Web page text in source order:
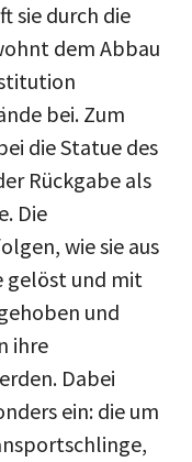
sie durch die
dem Abbau
bei. Zum
die Statue des
Rückgabe als
Die
wie sie aus
gelöst und mit
und
ihre
Dabei
ein: die um